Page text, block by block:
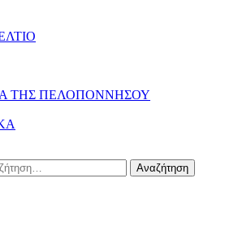
ΤΗΣ ΠΕΛΟΠΟΝΝΗΣΟΥ